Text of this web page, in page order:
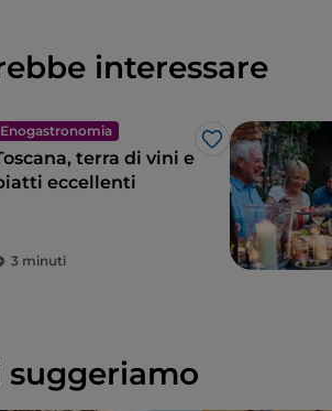
interessare
Enogastronomia
Like
terra di vini e
eccellenti
3 minuti
suggeriamo